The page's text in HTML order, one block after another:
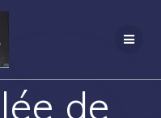
de